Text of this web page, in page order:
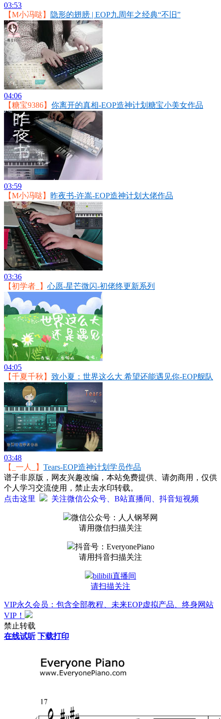
03:53
【M小冯哒】
隐形的翅膀 | EOP九周年之经典“不旧”
04:06
【糖宝9386】 你离开的真相-EOP造神计划糖宝小美女作品
03:59
【M小冯哒】 昨夜书-许嵩-EOP造神计划大佬作品
03:36
【初学者_】 心愿-星芒微闪-初佬终更新系列
04:05
【千夏千秋】 致小夏：世界这么大 希望还能遇见你-EOP舰队
03:48
【_一人_】 Tears-EOP造神计划学员作品
谱子非原版，网友兴趣改编，本站免费提供、请勿商用，仅供
个人学习交流使用，禁止去水印转载。
点击这里
关注微信公众号、B站直播间、抖音短视频
微信公众号：人人钢琴网
请用微信扫描关注
抖音号：EveryonePiano
请用抖音扫描关注
bilibili直播间
请扫描关注
VIP永久会员：包含全部教程、未来EOP虚拟产品、终身网站
VIP！
禁止转载
在线试听 下载打印